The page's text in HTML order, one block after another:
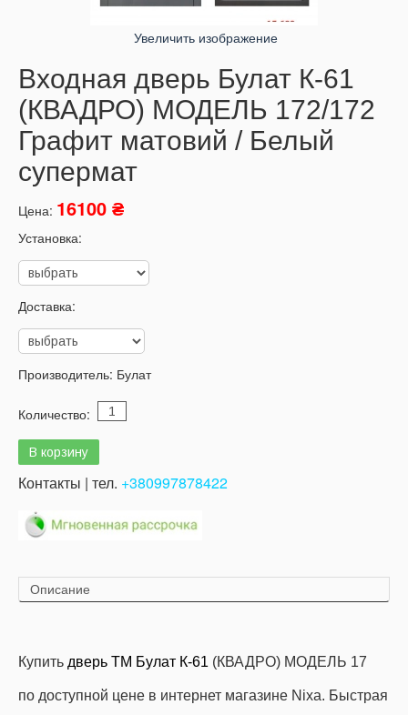
Увеличить изображение
Входная дверь Булат К-61
(КВАДРО) МОДЕЛЬ 172/172
Графит матовий / Белый
супермат
Цена: 16100 ₴
Установка:
Доставка:
Производитель: Булат
Количество:
Контакты | тел. +380997878422
Описание
Купить дверь ТМ Булат К-61 (КВАДРО) МОДЕЛЬ 17
по доступной цене в интернет магазине Nixa. Быстрая